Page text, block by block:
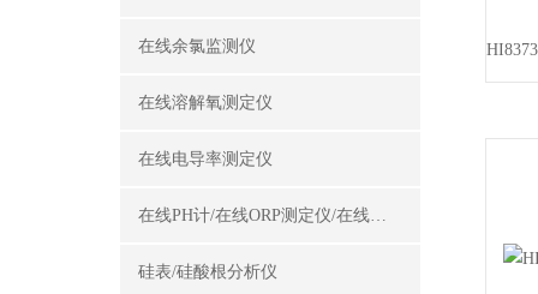
在线余氯监测仪
在线溶解氧测定仪
在线电导率测定仪
在线PH计/在线ORP测定仪/在线酸碱度计
硅表/硅酸根分析仪